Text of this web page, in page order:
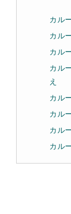
カル
カル
カル
カル
え
カル
カル
カル
カル